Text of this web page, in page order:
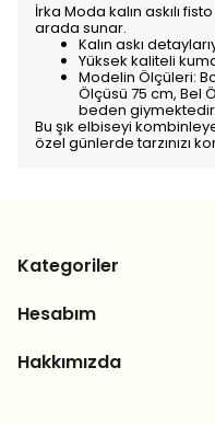
İrka Moda kalın askılı
arada sunar.
Kalın askı
Yüksek kaliteli
Modelin Ölçüleri:
Ölçüsü 75 cm, Bel
beden
Bu şık elbiseyi
özel günlerde tarzınızı
Kategoriler
Hesabım
Hakkımızda